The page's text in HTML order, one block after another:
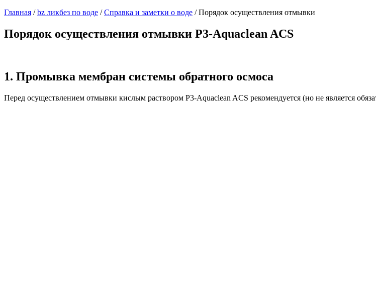
Главная /bz ликбез по воде /Справка и заметки о воде /Порядок осуществления отмывки
Порядок осуществления отмывки P3-Aquaclean ACS
1. Промывка мембран системы обратного осмоса
Перед осуществлением отмывки кислым раствором P3-Aquaclean ACS рекомендуется (но не является